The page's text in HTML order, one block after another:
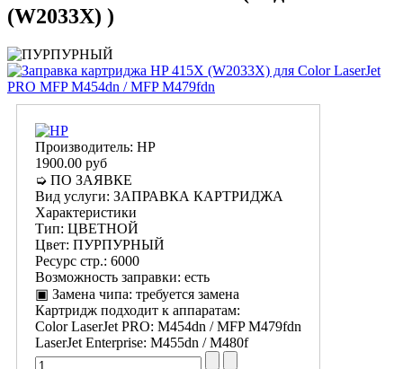
(W2033X) )
Производитель: HP
1900.00 руб
➭ ПО ЗАЯВКЕ
Вид услуги: ЗАПРАВКА КАРТРИДЖА
Характеристики
Тип: ЦВЕТНОЙ
Цвет: ПУРПУРНЫЙ
Ресурс стр.: 6000
Возможность заправки: есть
▣ Замена чипа: требуется замена
Картридж подходит к аппаратам:
Color LaserJet PRO: M454dn / MFP M479fdn
LaserJet Enterprise: M455dn / M480f